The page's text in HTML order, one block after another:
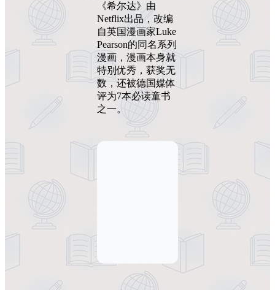
《希尔达》由
Netflix出品，改编
自英国漫画家Luke
Pearson的同名系列
漫画，漫画本身就
特别优秀，获奖无
数，还被德国媒体
评为7本必读童书
之一。